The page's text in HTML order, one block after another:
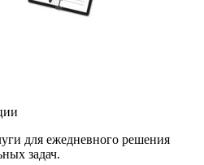
для ежедневного решения
задач.